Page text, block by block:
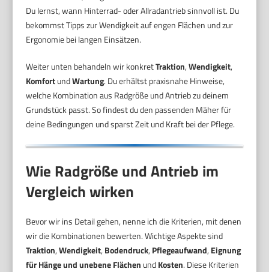
Du lernst, wann Hinterrad- oder Allradantrieb sinnvoll ist. Du
bekommst Tipps zur Wendigkeit auf engen Flächen und zur
Ergonomie bei langen Einsätzen.
Weiter unten behandeln wir konkretTraktion,Wendigkeit,
KomfortundWartung. Du erhältst praxisnahe Hinweise,
welche Kombination aus Radgröße und Antrieb zu deinem
Grundstück passt. So findest du den passenden Mäher für
deine Bedingungen und sparst Zeit und Kraft bei der Pflege.
Wie Radgröße und Antrieb im
Vergleich wirken
Bevor wir ins Detail gehen, nenne ich die Kriterien, mit denen
wir die Kombinationen bewerten. Wichtige Aspekte sind
Traktion,Wendigkeit, Bodendruck, Pflegeaufwand, Eignung
für Hänge und unebene Flächen undKosten. Diese Kriterien